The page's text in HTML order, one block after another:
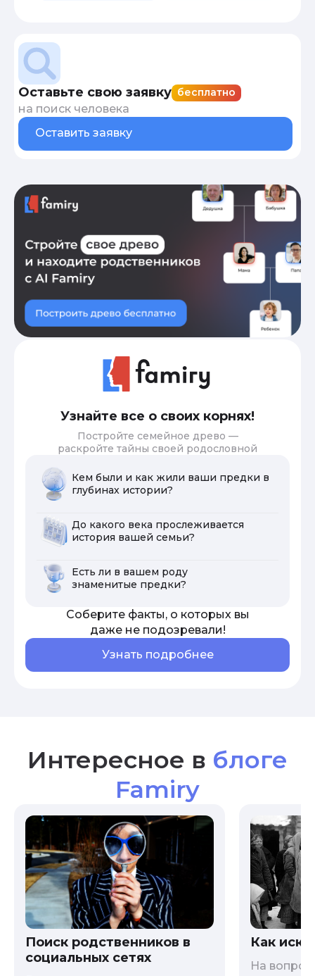
Оставьте свою заявку бесплатно
на поиск человека
Оставить заявку
Узнайте все о своих корнях!
Постройте семейное древо —
раскройте тайны своей родословной
Кем были и как жили ваши предки в
глубинах истории?
До какого века прослеживается
история вашей семьи?
Есть ли в вашем роду
знаменитые предки?
Соберите факты, о которых вы
даже не подозревали!
Узнать подробнее
Интересное в блоге
Famiry
Поиск родственников в
социальных сетях
Как
На вопрос